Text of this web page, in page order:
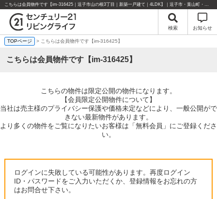
こちらは会員物件です【im-316425｜逗子市山の根3丁目｜新築一戸建て｜4LDK】｜逗子市・葉山町・湘南エリアの不動産のことならセンチュリー21リビングライフにお任せください！
検索 お知らせ
TOPページ > こちらは会員物件です【im-316425】
こちらは会員物件です【im-316425】
こちらの物件は限定公開の物件になります。
【会員限定公開物件について】
当社は売主様のプライバシー保護や価格未定などにより、一般公開がで
きない最新物件があります。
より多くの物件をご覧になりたいお客様は「無料会員」にご登録くださ
い。
ログインに失敗している可能性があります。再度ログイン
ID・パスワードをご入力いただくか、登録情報をお忘れの方
はお問合せ下さい。